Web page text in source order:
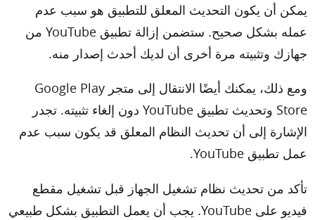
يمكن أن يكون التحديث المعلق للتطبيق هو سبب عدم
عمله بشكل صحيح. ستضمن إزالة تطبيق YouTube من
جهازك وتثبيته مرة أخرى أن لديك أحدث إصدار منه.
ومع ذلك، يمكنك أيضًا الانتقال إلى متجر Google Play
Store وتحديث تطبيق YouTube دون إلغاء تثبيته. تجدر
الإشارة إلى أن تحديث النظام المعلق قد يكون سبب عدم
عمل تطبيق YouTube.
تأكد من تحديث نظام تشغيل الجهاز قبل تشغيل مقطع
فيديو على YouTube. يجب أن يعمل التطبيق بشكل طبيعي